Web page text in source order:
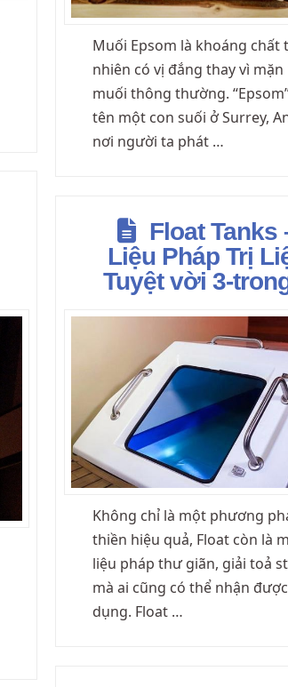
Muối Epsom là khoáng chất
nhiên có vị đắng thay vì
muối thông thường.
tên một con suối ở Surrey,
nơi người ta phát …
Float Tanks
Liệu Pháp Trị
Tuyệt vời 3-
Không chỉ là một phương
thiền hiệu quả, Float còn là
liệu pháp thư giãn, giải toả
mà ai cũng có thể nhận
dụng. Float …